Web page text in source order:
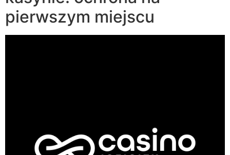
pierwszym miejscu